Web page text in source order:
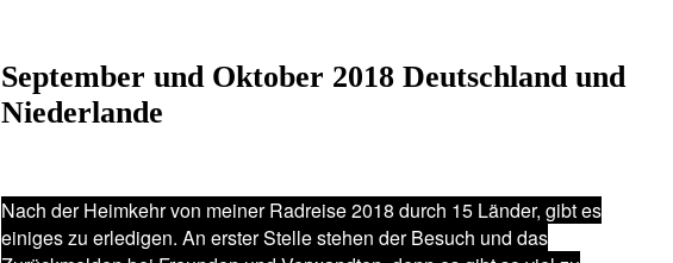
September und Oktober 2018 Deutschland und
Niederlande
Nach der Heimkehr von meiner Radreise 2018 durch 15 Länder, gibt es
einiges zu erledigen. An erster Stelle stehen der Besuch und das